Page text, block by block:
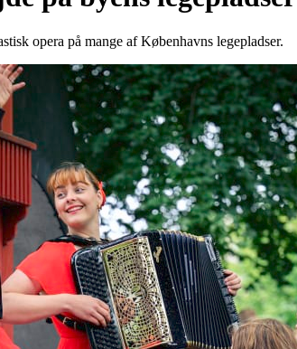
opera på mange af Københavns legepladser.